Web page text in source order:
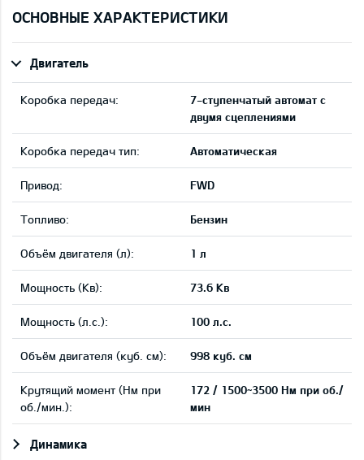
ОСНОВНЫЕ ХАРАКТЕРИСТИКИ
Двигатель
Коробка передач:
7-ступенчатый автомат с
двумя сцеплениями
Коробка передач тип: Автоматическая
Привод: FWD
Tопливо: Бензин
Объём двигателя (л): 1 л
Мощность (Кв): 73.6 Кв
Мощность (л.с.): 100 л.с.
Объём двигателя (куб. см): 998 куб. см
Крутящий момент (Нм при
об./мин.):
172 / 1500~3500 Нм при об./
мин
Динамика